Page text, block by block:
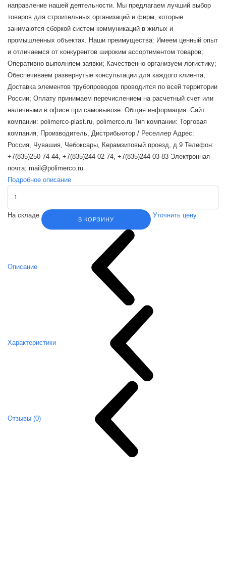
направление нашей деятельности. Мы предлагаем лучший выбор
товаров для строительных организаций и фирм, которые
занимаются сборкой систем коммуникаций в жилых и
промышленных объектах. Наши преимущества: Имеем ценный опыт
и отличаемся от конкурентов широким ассортиментом товаров;
Оперативно выполняем заявки; Качественно организуем логистику;
Обеспечиваем развернутые консультации для каждого клиента;
Доставка элементов трубопроводов проводится по всей территории
России; Оплату принимаем перечислением на расчетный счет или
наличными в офисе при самовывозе. Общая информация: Сайт
компании: polimerco-plast.ru, polimerco.ru Тип компании: Торговая
компания, Производитель, Дистрибьютор / Реселлер Адрес:
Россия, Чувашия, Чебоксары, Керамзитовый проезд, д.9 Телефон:
+7(835)250-74-44, +7(835)244-02-74, +7(835)244-03-83 Электронная
почта: mail@polimerco.ru
Подробное описание
На складе
В КОРЗИНУ
Уточнить цену
Описание
Характеристики
Отзывы (0)